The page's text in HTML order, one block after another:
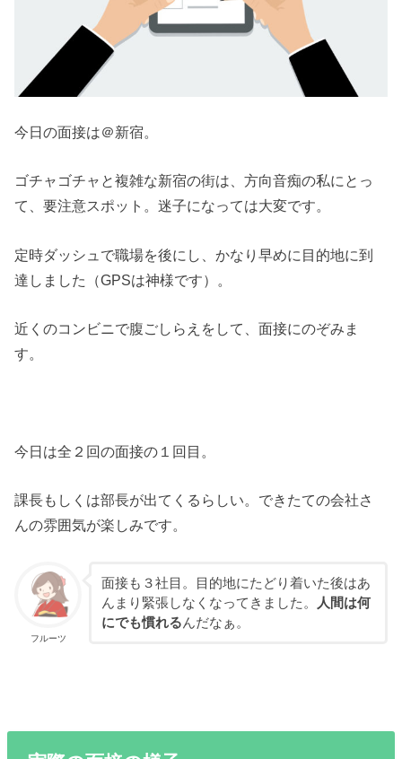
今日の面接は＠新宿。
ゴチャゴチャと複雑な新宿の街は、方向音痴の私にとっ
て、要注意スポット。迷子になっては大変です。
定時ダッシュで職場を後にし、かなり早めに目的地に到
達しました（GPSは神様です）。
近くのコンビニで腹ごしらえをして、面接にのぞみま
す。
今日は全２回の面接の１回目。
課長もしくは部長が出てくるらしい。できたての会社さ
んの雰囲気が楽しみです。
フルーツ
面接も３社目。目的地にたどり着いた後はあ
んまり緊張しなくなってきました。
人間は何
にでも慣れるんだなぁ。